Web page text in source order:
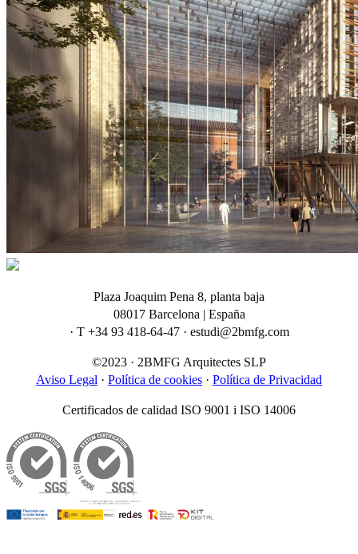
Plaza Joaquim Pena 8, planta baja
08017 Barcelona | España
· T +34 93 418-64-47 · estudi@2bmfg.com
©2023 · 2BMFG Arquitectes SLP
Aviso Legal · Política de cookies · Política de Privacidad
Certificados de calidad ISO 9001 i ISO 14006